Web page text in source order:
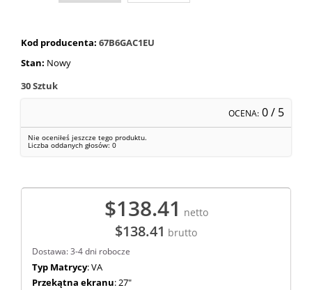
Kod producenta: 67B6GAC1EU
Stan: Nowy
30Sztuk
OCENA: 0/ 5
Nie oceniłeś jeszcze tego produktu.
Liczba oddanych głosów: 0
$138.41 netto
$138.41 brutto
Dostawa: 3-4 dni robocze
Typ Matrycy: VA
Przekątna ekranu: 27"